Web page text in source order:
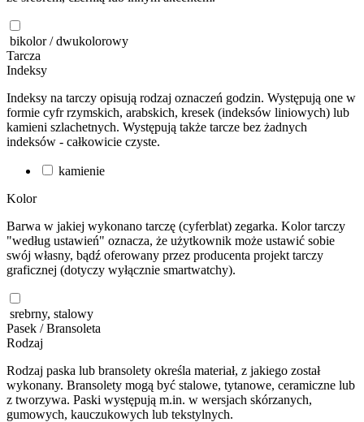
bikolor / dwukolorowy
Tarcza
Indeksy
Indeksy na tarczy opisują rodzaj oznaczeń godzin. Występują one w
formie cyfr rzymskich, arabskich, kresek (indeksów liniowych) lub
kamieni szlachetnych. Występują także tarcze bez żadnych
indeksów - całkowicie czyste.
kamienie
Kolor
Barwa w jakiej wykonano tarczę (cyferblat) zegarka. Kolor tarczy
"według ustawień" oznacza, że użytkownik może ustawić sobie
swój własny, bądź oferowany przez producenta projekt tarczy
graficznej (dotyczy wyłącznie smartwatchy).
srebrny, stalowy
Pasek / Bransoleta
Rodzaj
Rodzaj paska lub bransolety określa materiał, z jakiego został
wykonany. Bransolety mogą być stalowe, tytanowe, ceramiczne lub
z tworzywa. Paski występują m.in. w wersjach skórzanych,
gumowych, kauczukowych lub tekstylnych.